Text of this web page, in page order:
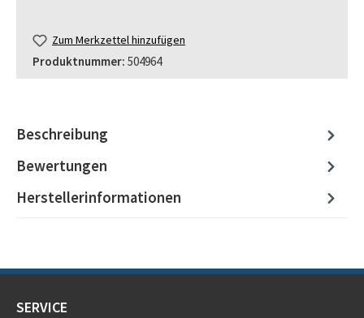
Zum Merkzettel hinzufügen
Produktnummer: 504964
Beschreibung
Bewertungen
Herstellerinformationen
SERVICE